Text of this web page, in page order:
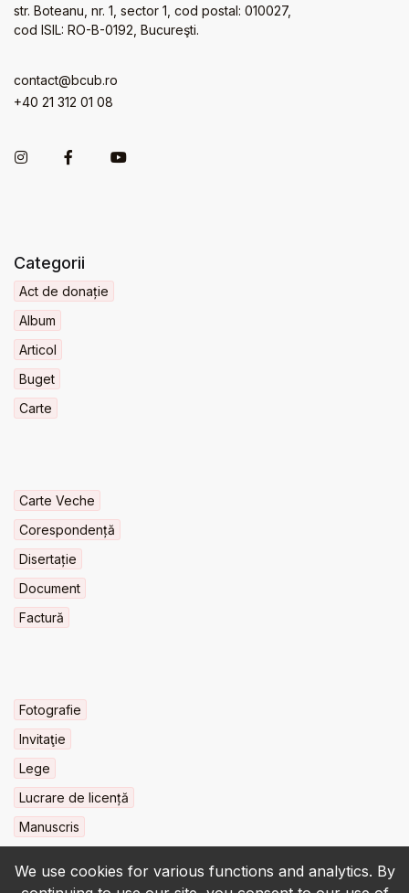
We use cookies for various functions and analytics. By
str. Boteanu, nr. 1, sector 1, cod postal: 010027,
cod ISIL: RO-B-0192, Bucureşti.
contact@bcub.ro
+40 21 312 01 08
Categorii
Act de donație
Album
Articol
Buget
Carte
Carte Veche
Corespondență
Disertație
Document
Factură
Fotografie
Invitaţie
Lege
Lucrare de licență
Manuscris